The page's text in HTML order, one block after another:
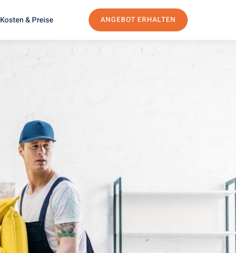
Kosten & Preise ANGEBOT ERHALTEN